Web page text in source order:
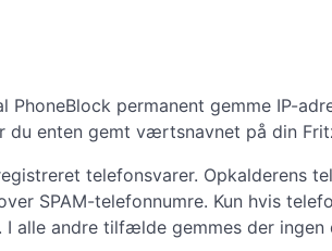
PhoneBlock permanent gemme IP-
enten gemt værtsnavnet på din
telefonsvarer. Opkalderens
SPAM-telefonnumre. Kun hvis
alle andre tilfælde gemmes der